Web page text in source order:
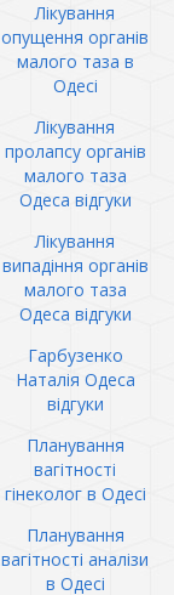
Лікування
опущення органів
малого таза в
Одесі
Лікування
пролапсу органів
малого таза
Одеса відгуки
Лікування
випадіння органів
малого таза
Одеса відгуки
Гарбузенко
Наталія Одеса
відгуки
Планування
вагітності
гінеколог в Одесі
Планування
вагітності аналізи
в Одесі